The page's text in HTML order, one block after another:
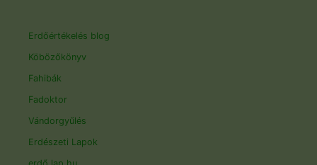
Erdőértékelés blog
Köbözőkönyv
Fahibák
Fadoktor
Vándorgyűlés
Erdészeti Lapok